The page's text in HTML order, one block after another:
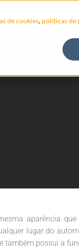
de cookies, políticas de
aparência que
lugar do
também possui a